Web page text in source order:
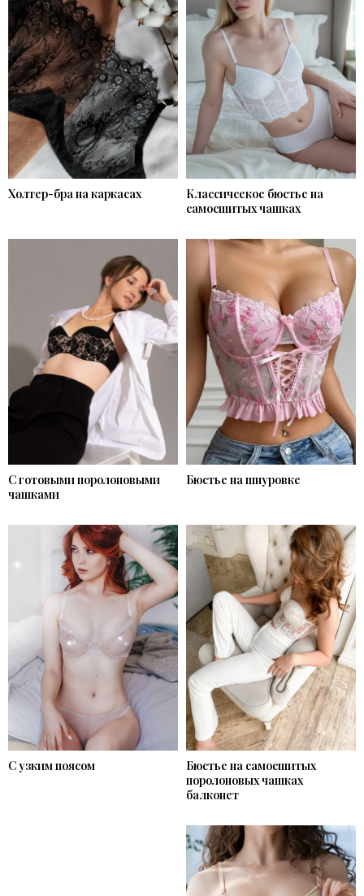
Холтер-бра на каркасах
Классичсекое бюстье на
самосшитых чашках
С готовыми поролоновыми
чашками
Бюстье на шнуровке
С узким поясом
Бюстье на самосшитых
поролоновых чашках
балконет